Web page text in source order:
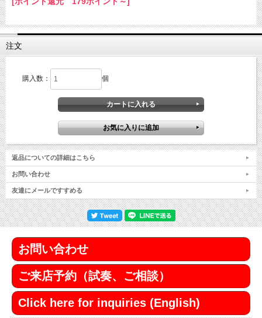
注文
購入数： 個
返品についての詳細はこちら
お問い合わせ
友達にメールですすめる
お問い合わせ
ご来店予約（試奏、ご相談）
Click here for inquiries (English)